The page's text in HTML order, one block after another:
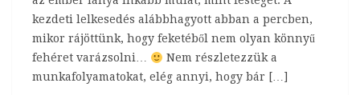
kezdeti lelkesedés alábbhagyott abban a percben,
mikor rájöttünk, hogy feketéből nem olyan könnyű
fehéret varázsolni…
Nem részletezzük a
munkafolyamatokat, elég annyi, hogy bár […]